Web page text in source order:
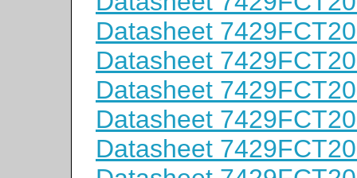
Datasheet
Datasheet
Datasheet
Datasheet
Datasheet